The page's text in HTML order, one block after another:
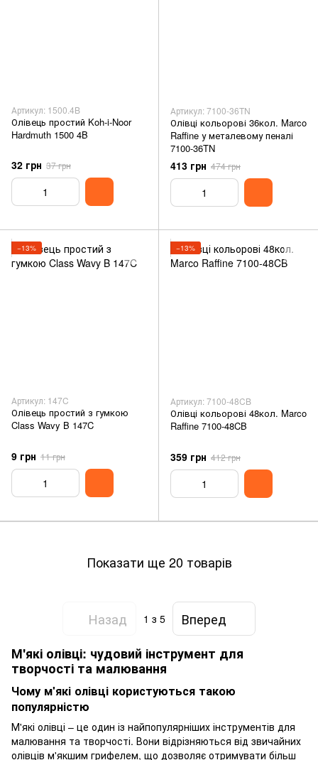
Артикул: 1500.4B
Олівець простий Koh-i-Noor
Hardmuth 1500 4B
32 грн 37 грн
Артикул: 7100-36TN
Олівці кольорові 36кол. Marco
Raffine у металевому пеналі
7100-36TN
413 грн 474 грн
−13%
Артикул: 147C
Олівець простий з гумкою
Class Wavy B 147C
9 грн 11 грн
−13%
Артикул: 7100-48CB
Олівці кольорові 48кол. Marco
Raffine 7100-48CB
359 грн 412 грн
Показати ще 20 товарів
Назад 1 з 5
Вперед
М'які олівці: чудовий інструмент для
творчості та малювання
Чому м'які олівці користуються такою
популярністю
М'які олівці – це один із найпопулярніших інструментів для
малювання та творчості. Вони відрізняються від звичайних
олівців м'якшим грифелем, що дозволяє отримувати більш